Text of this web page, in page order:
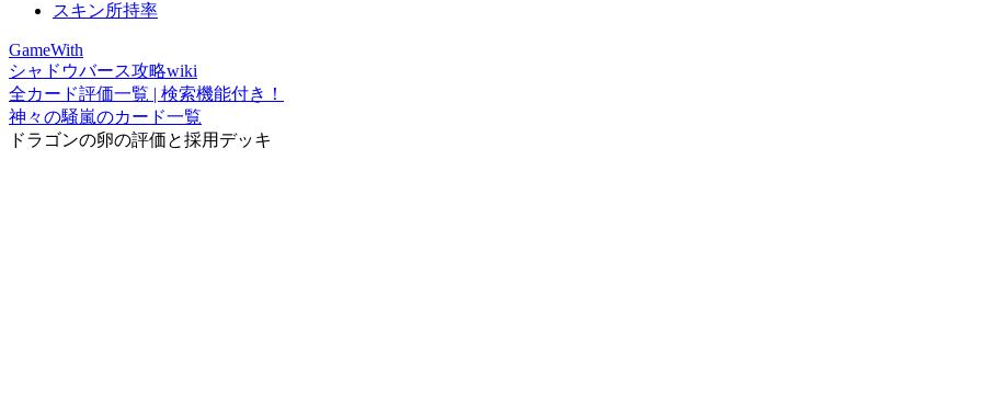
スキン所持率
GameWith
シャドウバース攻略wiki
全カード評価一覧 | 検索機能付き！
神々の騒嵐のカード一覧
ドラゴンの卵の評価と採用デッキ